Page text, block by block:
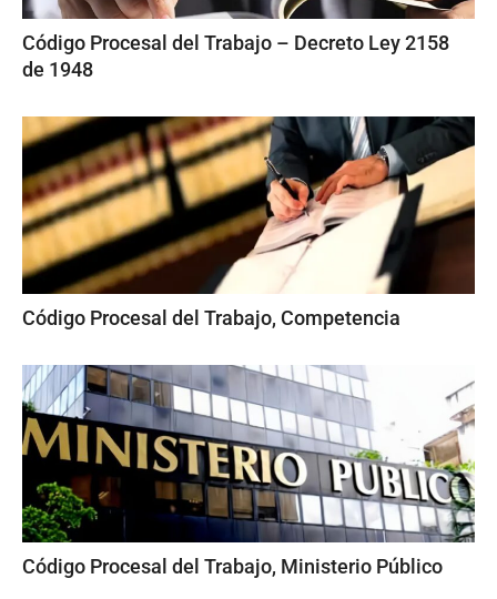
Código Procesal del Trabajo – Decreto Ley 2158
de 1948
Código Procesal del Trabajo, Competencia
Código Procesal del Trabajo, Ministerio Público